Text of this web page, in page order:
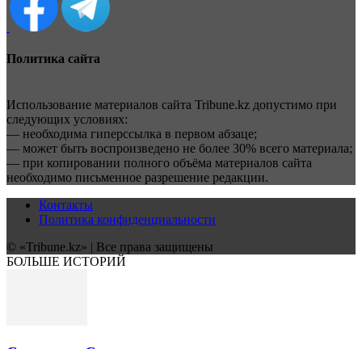
Политика сайта
Использование материалов сайта Tribune.kz допустимо при
следующих условиях:
— необходима гиперссылка в первом абзаце;
— может быть воспроизведено не более 30% всего материала;
— при копировании полного объёма материалов сайта
необходимо письменное разрешение редакции.
Контакты
Политика конфиденциальности
© «Tribune.kz» | Все права защищены
БОЛЬШЕ ИСТОРИЙ